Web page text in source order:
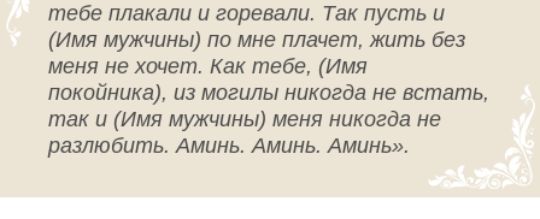
тебе плакали и горевали. Так пусть и
(Имя мужчины) по мне плачет, жить без
меня не хочет. Как тебе, (Имя
покойника), из могилы никогда не встать,
так и (Имя мужчины) меня никогда не
разлюбить. Аминь. Аминь. Аминь».